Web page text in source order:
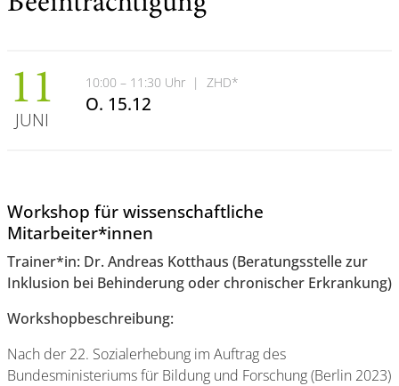
11
JUNI
10:00 – 11:30 Uhr | ZHD*
O. 15.12
Workshop für wissenschaftliche
Mitarbeiter*innen
Trainer*in: Dr. Andreas Kotthaus (Beratungsstelle zur
Inklusion bei Behinderung oder chronischer Erkrankung)
Workshopbeschreibung:
Nach der 22. Sozialerhebung im Auftrag des
Bundesministeriums für Bildung und Forschung (Berlin 2023)